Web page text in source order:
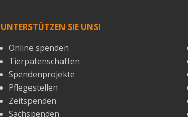
UNTERSTÜTZEN SIE UNS!
Online spenden
Tierpatenschaften
Spendenprojekte
Pflegestellen
Zeitspenden
Sachspenden